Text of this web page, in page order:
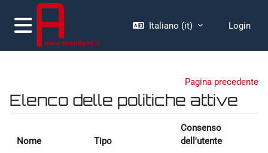
Vai al contenuto principale
Pannello laterale
Italiano ‎(it)‎ Login
Pagina precedente
Elenco delle politiche attive
Nome Tipo
Consenso
dell'utente